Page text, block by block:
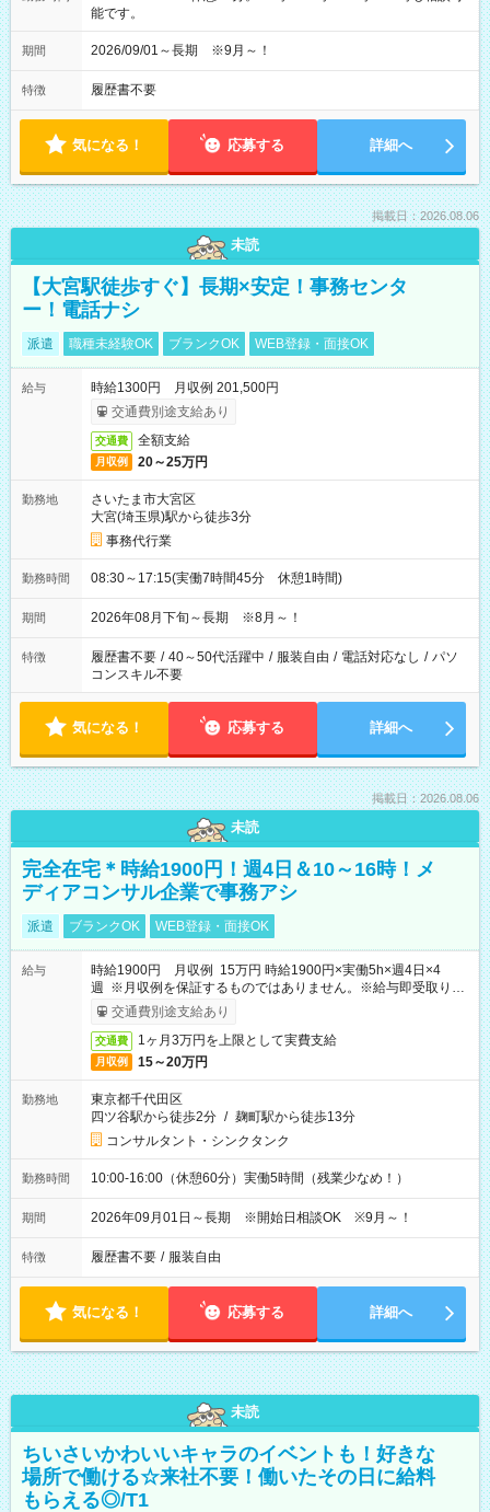
能です。
期間 2026/09/01～長期 ※9月～！
特徴 履歴書不要
気になる！ 応募する 詳細へ
掲載日：2026.08.06
未読
【大宮駅徒歩すぐ】長期×安定！事務センタ
ー！電話ナシ
派遣 職種未経験OK ブランクOK WEB登録・面接OK
給与
時給1300円 月収例 201,500円
交通費別途支給あり
交通費 全額支給
月収例 20～25万円
勤務地
さいたま市大宮区
大宮(埼玉県)駅から徒歩3分
事務代行業
勤務時間 08:30～17:15(実働7時間45分 休憩1時間)
期間 2026年08月下旬～長期 ※8月～！
特徴 履歴書不要 / 40～50代活躍中 / 服装自由 / 電話対応なし / パソ
コンスキル不要
気になる！ 応募する 詳細へ
掲載日：2026.08.06
未読
完全在宅＊時給1900円！週4日＆10～16時！メ
ディアコンサル企業で事務アシ
派遣 ブランクOK WEB登録・面接OK
給与
時給1900円 月収例 15万円 時給1900円×実働5h×週4日×4
週 ※月収例を保証するものではありません。※給与即受取りサ
ービス利用可（利用条件有）
交通費別途支給あり
交通費 1ヶ月3万円を上限として実費支給
月収例 15～20万円
勤務地
東京都千代田区
四ツ谷駅から徒歩2分 / 麹町駅から徒歩13分
コンサルタント・シンクタンク
勤務時間 10:00-16:00（休憩60分）実働5時間（残業少なめ！）
期間 2026年09月01日～長期 ※開始日相談OK ※9月～！
特徴 履歴書不要 / 服装自由
気になる！ 応募する 詳細へ
未読
ちいさいかわいいキャラのイベントも！好きな
場所で働ける☆来社不要！働いたその日に給料
もらえる◎/T1